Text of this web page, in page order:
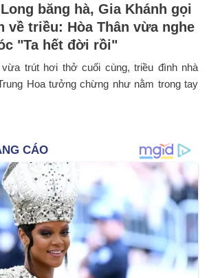
băng hà, Gia Khánh gọi
về triều: Hòa Thân vừa nghe
"Ta hết đời rồi"
vừa trút hơi thở cuối cùng, triều đình nhà
Hoa tưởng chừng như nằm trong tay